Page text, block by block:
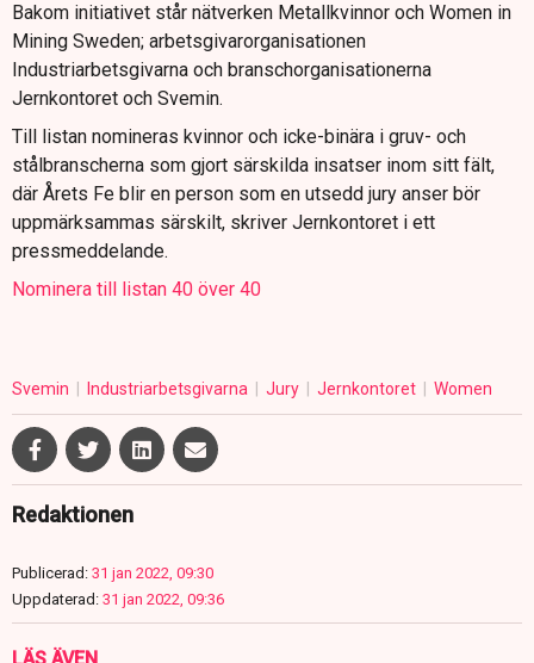
Bakom initiativet står nätverken Metallkvinnor och Women in
Mining Sweden; arbetsgivarorganisationen
Industriarbetsgivarna och branschorganisationerna
Jernkontoret och Svemin.
Till listan nomineras kvinnor och icke-binära i gruv- och
stålbranscherna som gjort särskilda insatser inom sitt fält,
där Årets Fe blir en person som en utsedd jury anser bör
uppmärksammas särskilt, skriver Jernkontoret i ett
pressmeddelande.
Nominera till listan 40 över 40
Svemin Industriarbetsgivarna Jury Jernkontoret Women
Redaktionen
Publicerad: 31 jan 2022, 09:30
Uppdaterad: 31 jan 2022, 09:36